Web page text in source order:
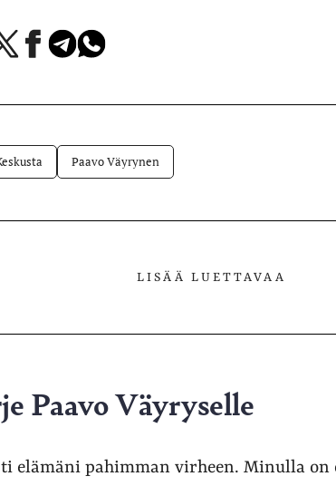
Jaa Jaa Jaa
Paavo Väyrynen
LISÄÄ LUETTAVAA
Paavo Väyryselle
elämäni pahimman virheen. Minulla